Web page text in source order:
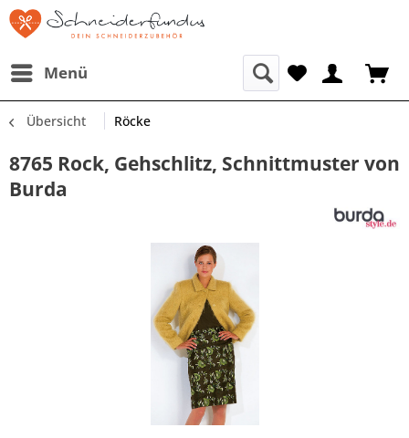
Menü
Übersicht Röcke
8765 Rock, Gehschlitz, Schnittmuster von
Burda